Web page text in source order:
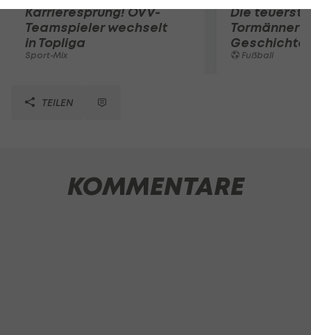
Karrieresprung! ÖVV-
Teamspieler wechselt
in Topliga
Sport-Mix
Die
Tormänner
Geschichte
Fußball
TEILEN
KOMMENTARE